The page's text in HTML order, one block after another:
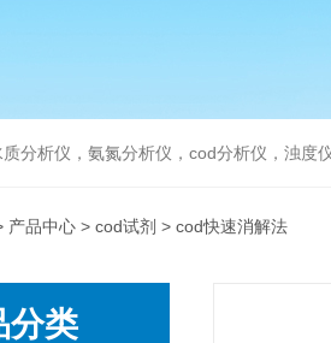
质分析仪，氨氮分析仪，cod分析仪，浊度
产品中心 > cod试剂 > cod快速消解法
分类